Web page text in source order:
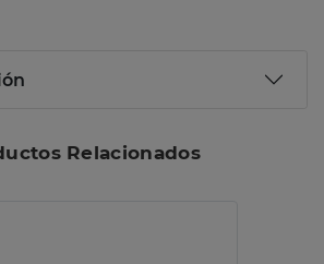
Relacionados